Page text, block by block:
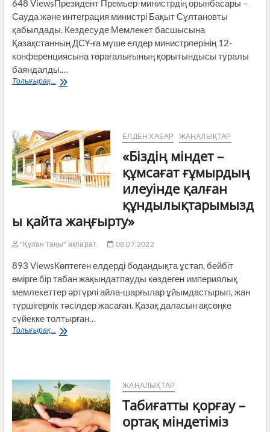
648 ViewsПрезидент Премьер-министрдің орынбасары –
Сауда және интеграция министрі Бақыт Сұлтановты
қабылдады. Кездесуде Мемлекет басшысына
Қазақстанның ДСҰ-ға мүше елдер министрлерінің 12-
конференциясына төрағалығының қорытындысы туралы
баяндалды.…
Толығырақ...
Азық-
–
аса
маңызды
ЕЛДЕН ХАБАР ЖАҢАЛЫҚТАР
«Біздің міндет –
құмсағат ғұмырдың
илеуінде қалған
құндылықтарымызд
ы қайта жаңғырту»
"Құлан таңы" ақпарат. 08.07.2022
893 ViewsКөптеген елдерді бодандықта ұстап, бейбіт
өмірге бір табан жақындатпауды көздеген империялық
мемлекеттер әртүрлі айла-шарғылар ұйымдастырып, жан
түршігерлік тәсілдер жасаған. Қазақ даласын ақсөңке
сүйекке толтырған…
Толығырақ...
«Біздің
илеуінде
қалған
құндылықтарымызды
қайта
жаңғырту»
ЖАҢАЛЫҚТАР
Табиғатты қорғау –
ортақ міндетіміз